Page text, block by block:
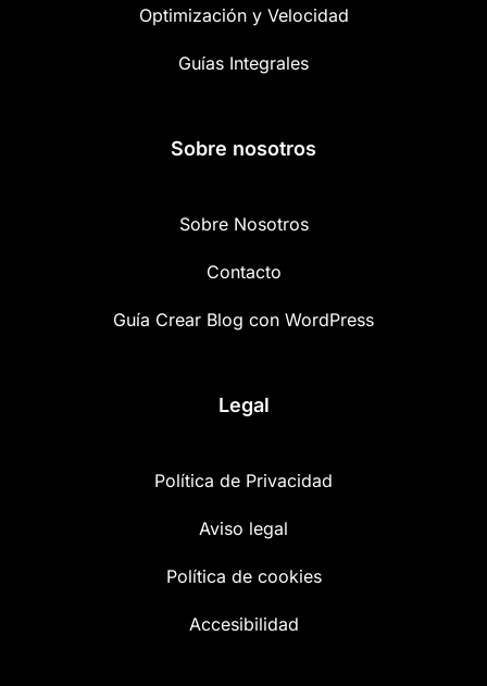
Optimización y Velocidad
Guías Integrales
Sobre nosotros
Sobre Nosotros
Contacto
Guía Crear Blog con WordPress
Legal
Política de Privacidad
Aviso legal
Política de cookies
Accesibilidad